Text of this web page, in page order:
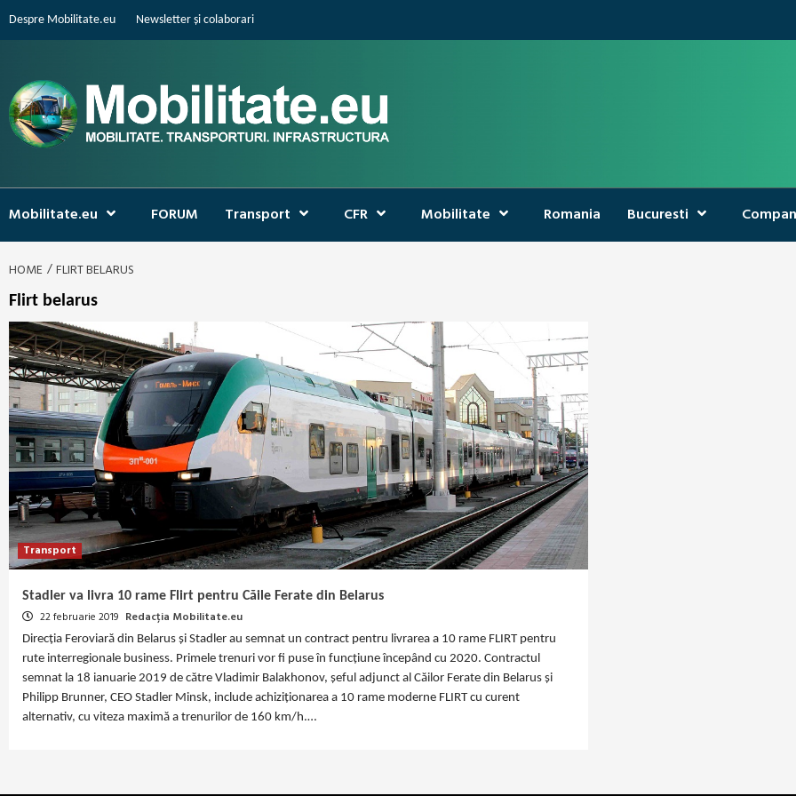
Despre Mobilitate.eu Newsletter și colaborari
Mobilitate.eu FORUM Transport CFR Mobilitate Romania Bucuresti
HOME FLIRT BELARUS
Flirt belarus
Transport
Stadler va livra 10 rame Flirt pentru Căile Ferate din Belarus
22 februarie 2019 Redacția Mobilitate.eu
Direcția Feroviară din Belarus și Stadler au semnat un contract pentru livrarea a 10 rame FLIRT pentru
rute interregionale business. Primele trenuri vor fi puse în funcțiune începând cu 2020. Contractul
semnat la 18 ianuarie 2019 de către Vladimir Balakhonov, șeful adjunct al Căilor Ferate din Belarus și
Philipp Brunner, CEO Stadler Minsk, include achiziționarea a 10 rame moderne FLIRT cu curent
alternativ, cu viteza maximă a trenurilor de 160 km/h.…